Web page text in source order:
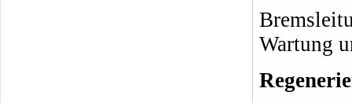
Wartung